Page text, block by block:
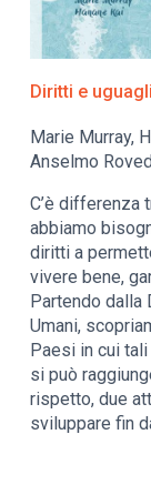
Diritti e
Marie Murray,
Anselmo
C’è differenza
abbiamo
diritti a
vivere bene,
Partendo
Umani,
Paesi in cui
si può
rispetto, due
sviluppare fin